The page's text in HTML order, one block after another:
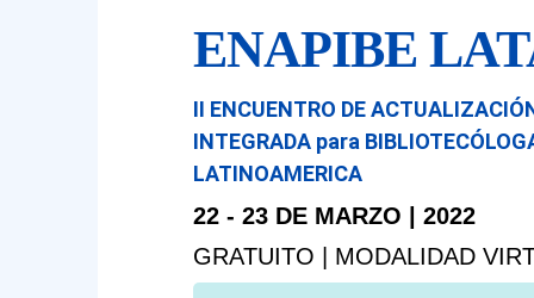
ENAPIBE
II ENCUENTRO DE
INTEGRADA para
LATINOAMERICA
22 - 23 DE MARZO | 2022
GRATUITO | MODALIDAD